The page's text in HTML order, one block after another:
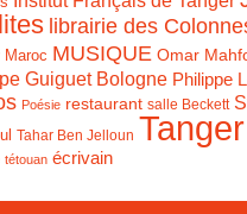
librairie des
Maroc MUSIQUE Omar
Guiguet Bologne Philippe
Poésie restaurant salle Beckett
Tahar Ben Jelloun Tanger
tétouan écrivain